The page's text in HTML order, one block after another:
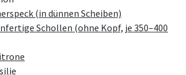
(in dünnen Scheiben)
Schollen (ohne Kopf, je 350–400